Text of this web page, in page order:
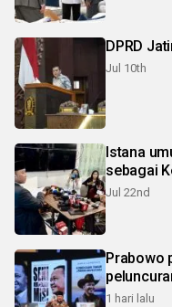
DPRD
Jul 10th
Istana
sebagai
Jul 22nd
Prabowo
1 hari lalu